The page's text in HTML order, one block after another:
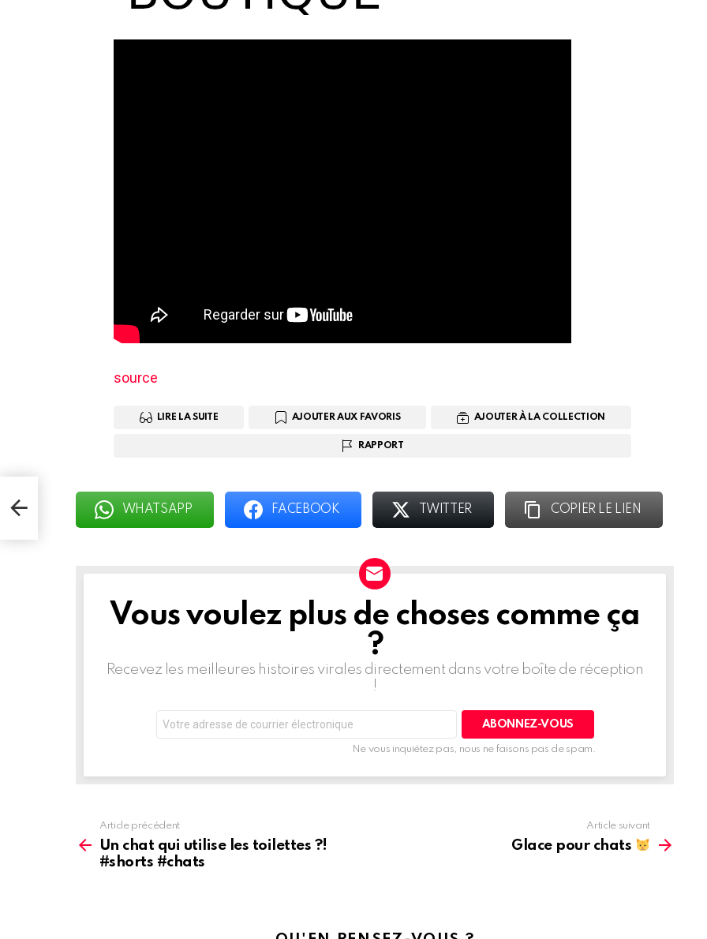
source
LIRE LA SUITE AJOUTER AUX FAVORIS AJOUTER À LA COLLECTION
RAPPORT
WHATSAPP FACEBOOK TWITTER COPIER LE LIEN
BULLETIN
D'INFORMATION
Vous voulez plus de choses comme ça
?
Recevez les meilleures histoires virales directement dans votre boîte de réception
!
de
courrier
Ne vous inquiétez pas, nous ne faisons pas de spam.
Voir
plus
d'informations
Article précédent
Un chat qui utilise les toilettes ?!
#shorts #chats
Article suivant
Glace pour chats